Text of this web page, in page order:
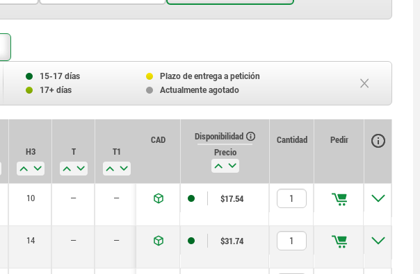
A
C
D
15-17 días
Plazo de entrega a petición
17+ días
Actualmente agotado
H3 T T1
CAD
Disponibilidad
Precio
Cantidad Pedir
10 — — $17.54
14 — — $31.74